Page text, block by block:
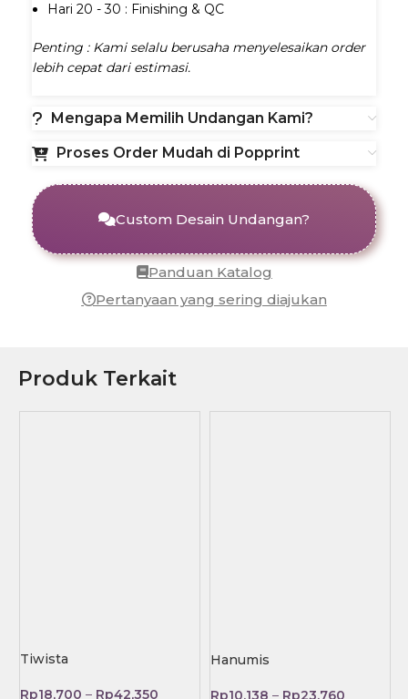
Hari 20 - 30 : Finishing & QC
Penting : Kami selalu berusaha menyelesaikan order
lebih cepat dari estimasi.
Mengapa Memilih Undangan Kami?
Proses Order Mudah di Popprint
Custom Desain Undangan?
Panduan Katalog
Pertanyaan yang sering diajukan
Produk Terkait
Tiwista
Rp18,700 – Rp42,350
Hanumis
Rp10,138 – Rp23,760